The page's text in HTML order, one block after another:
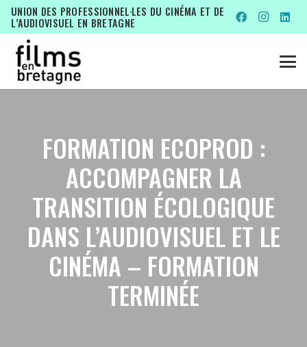
UNION DES PROFESSIONNEL·LES DU CINÉMA ET DE
L’AUDIOVISUEL EN BRETAGNE
FORMATION ECOPROD :
ACCOMPAGNER LA
TRANSITION ÉCOLOGIQUE
DANS L’AUDIOVISUEL ET LE
CINÉMA – FORMATION
TERMINÉE